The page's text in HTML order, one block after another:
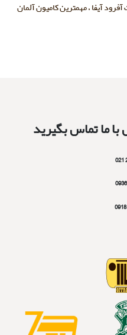
آیفا ، مهمترین کامیون آلمان
ما تماس بگیرید